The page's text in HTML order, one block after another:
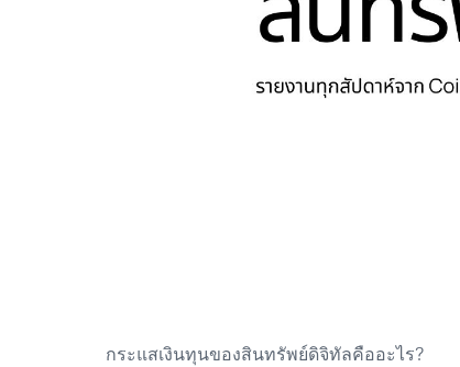
กระแสเงินทุนของสินทรัพย์ดิจิทัลคืออะไร?